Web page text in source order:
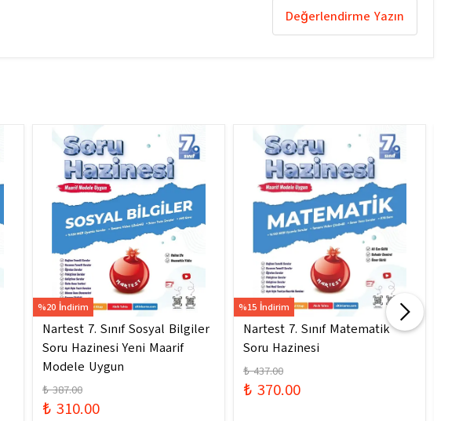
Değerlendirme Yazın
%20 İndirim
Nartest 7. Sınıf Sosyal Bilgiler
Soru Hazinesi Yeni Maarif
Modele Uygun
₺ 387.00
₺ 310.00
%15 İndirim
Nartest 7. Sınıf Matematik
Soru Hazinesi
₺ 437.00
₺ 370.00